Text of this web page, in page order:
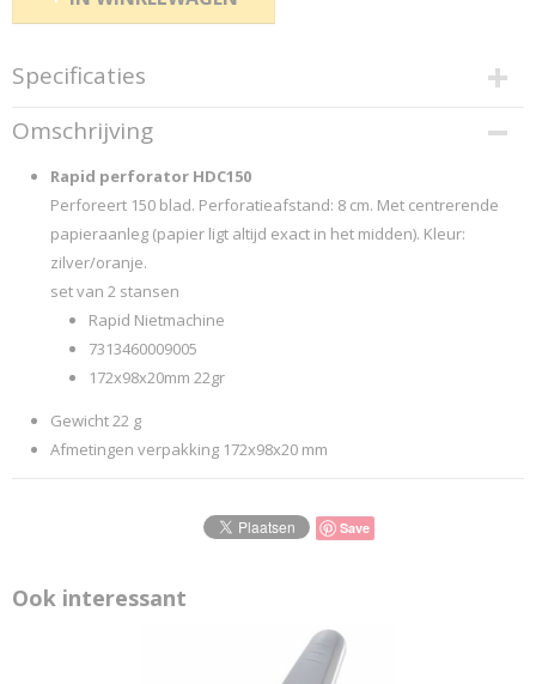
Specificaties
Productcode
2300900
EAN code
7313460009005
Productcode leverancier
...Rapid-Pag.: 366
Omschrijving
Rapid perforator HDC150
Perforeert 150 blad. Perforatieafstand: 8 cm. Met centrerende
papieraanleg (papier ligt altijd exact in het midden). Kleur:
zilver/oranje.
set van 2 stansen
Rapid Nietmachine
7313460009005
172x98x20mm 22gr
Gewicht 22 g
Afmetingen verpakking 172x98x20 mm
Save
Ook interessant